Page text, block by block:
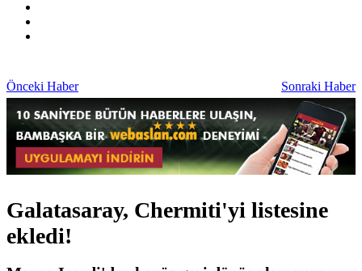
Önceki Haber Sonraki Haber
Galatasaray, Chermiti'yi listesine
ekledi!